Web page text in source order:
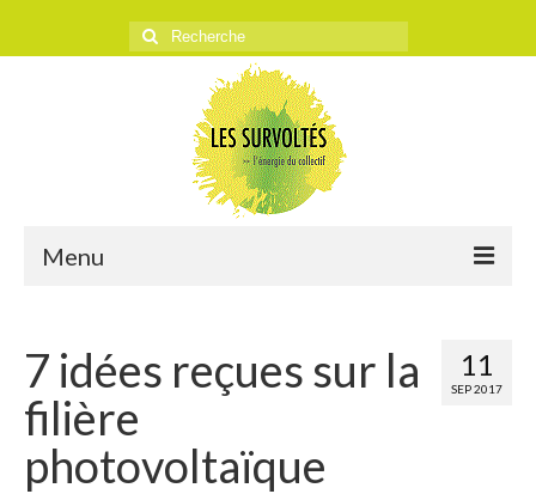
Rechercher
:
Menu
L’ASSOCIATION
Historique
Objectifs
11
SEP 2017
7 idées reçues sur la
filière
photovoltaïque